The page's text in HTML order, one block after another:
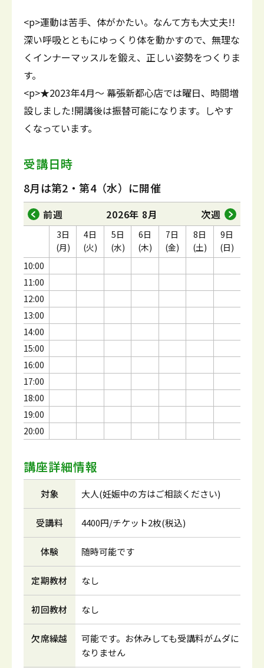
<p>運動は苦手、体がかたい。なんて方も大丈夫!!
深い呼吸とともにゆっくり体を動かすので、無理な
くインナーマッスルを鍛え、正しい姿勢をつくりま
す。
<p>★2023年4月～ 幕張新都心店では曜日、時間増
設しました!開講後は振替可能になります。しやす
くなっています。
受講日時
8月は第2・第4（水）に開催
前週 2026年 8月 次週
10:00
11:00
12:00
13:00
14:00
15:00
16:00
17:00
18:00
19:00
20:00
3日
(月)
4日
(火)
5日
(水)
6日
(木)
7日
(金)
8日
(土)
9日
(日)
講座詳細情報
対象 大人(妊娠中の方はご相談ください)
受講料 4400円/チケット2枚(税込)
体験 随時可能です
定期教材 なし
初回教材 なし
欠席繰越
可能です。お休みしても受講料がムダに
なりません